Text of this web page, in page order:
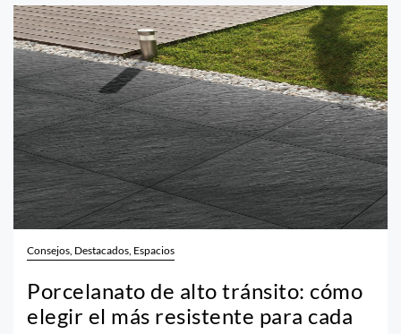
Consejos, Destacados, Espacios
Porcelanato de alto tránsito: cómo
elegir el más resistente para cada